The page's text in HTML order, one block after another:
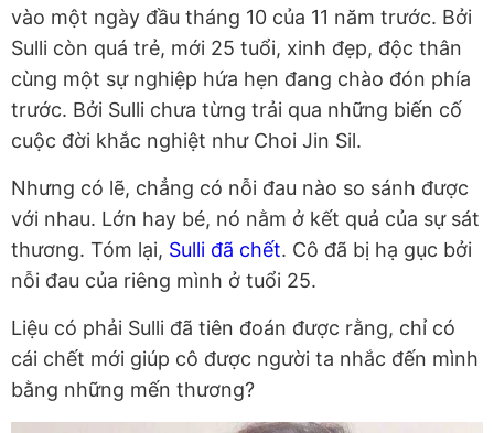
vào một ngày đầu tháng 10 của 11 năm trước. Bởi
Sulli còn quá trẻ, mới 25 tuổi, xinh đẹp, độc thân
cùng một sự nghiệp hứa hẹn đang chào đón phía
trước. Bởi Sulli chưa từng trải qua những biến cố
cuộc đời khắc nghiệt như Choi Jin Sil.
Nhưng có lẽ, chẳng có nỗi đau nào so sánh được
với nhau. Lớn hay bé, nó nằm ở kết quả của sự sát
thương. Tóm lại, Sulli đã chết. Cô đã bị hạ gục bởi
nỗi đau của riêng mình ở tuổi 25.
Liệu có phải Sulli đã tiên đoán được rằng, chỉ có
cái chết mới giúp cô được người ta nhắc đến mình
bằng những mến thương?